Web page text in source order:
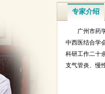
专家介绍
广州市药
中西医结合学
科研工作二十
支气管炎、慢